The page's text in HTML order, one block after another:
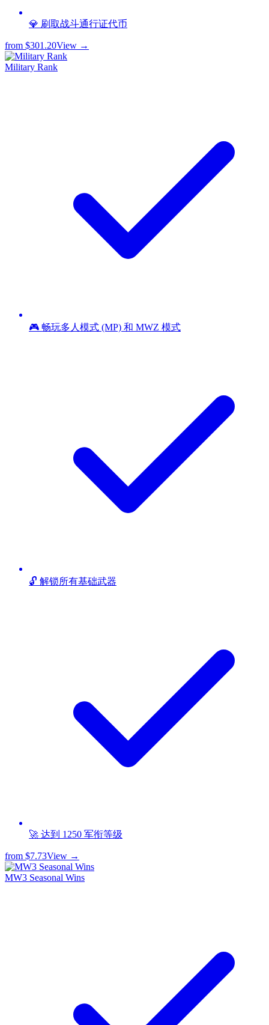
💎 刷取战斗通行证代币
from $301.20View →
Military Rank
🎮 畅玩多人模式 (MP) 和 MWZ 模式
🔓 解锁所有基础武器
🚀 达到 1250 军衔等级
from $7.73View →
MW3 Seasonal Wins